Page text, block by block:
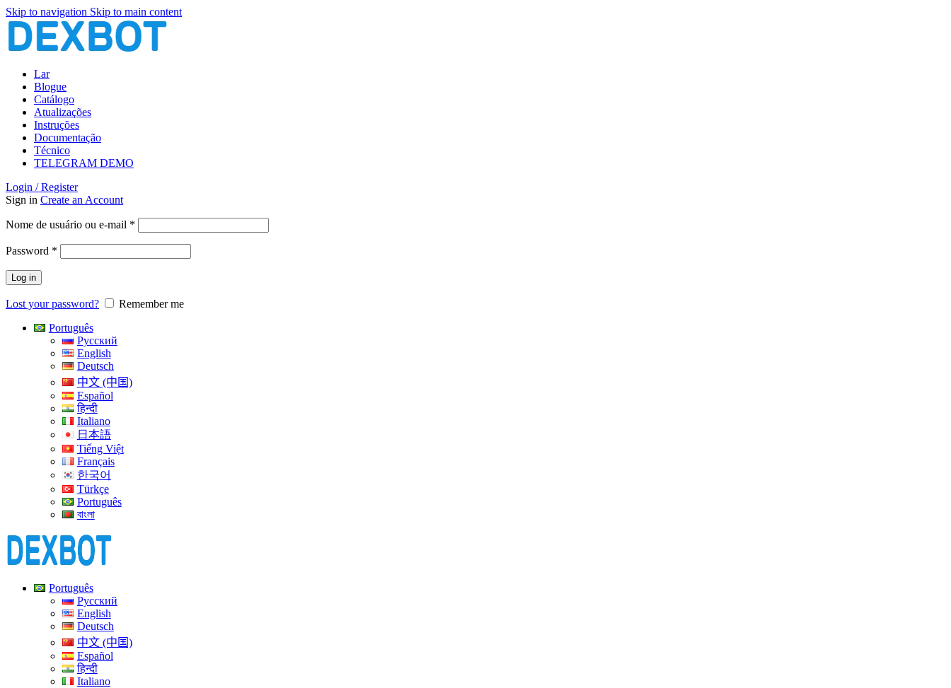
Skip to navigation Skip to main content
Lar
Blogue
Catálogo
Atualizações
Instruções
Documentação
Técnico
TELEGRAM DEMO
Login / Register
Sign in Create an Account
Nome de usuário ou e-mail *
Password *
Log in
Lost your password?
Remember me
Português
Русский
English
Deutsch
中文 (中国)
Español
हिन्दी
Italiano
日本語
Tiếng Việt
Français
한국어
Türkçe
Português
বাংলা
Português
Русский
English
Deutsch
中文 (中国)
Español
हिन्दी
Italiano